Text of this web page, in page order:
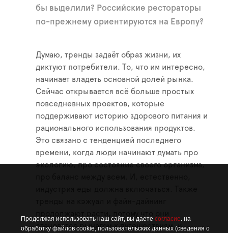
Продолжая использовать наш сайт, вы даете согласие. на
обработку файлов cookie, пользовательских данных (сведения о
бы выделили? Российские рестораторы
по-прежнему ориентируются на Европу?
Думаю, тренды задаёт образ жизни, их
диктуют потребители. То, что им интересно,
начинает владеть основной долей рынка.
Сейчас открывается всё больше простых
повседневных проектов, которые
поддерживают историю здорового питания и
рационального использования продуктов.
Это связано с тенденцией последнего
времени, когда люди начинают думать про
экологию, про состояние своего организма,
становятся рычагом к путешествиям, к